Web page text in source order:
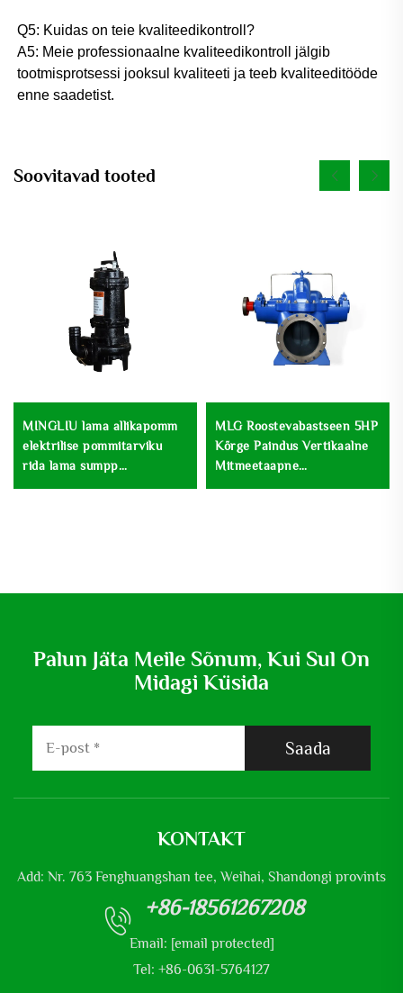
Q5: Kuidas on teie kvaliteedikontroll?
A5: Meie professionaalne kvaliteedikontroll jälgib
tootmisprotsessi jooksul kvaliteeti ja teeb kvaliteeditööde
enne saadetist.
Soovitavad tooted
MINGLIU lama allikapomm
elektrilise pommitarviku
rida lama sumpp
MLG Roostevabastseen 5HP
Kõrge Paindus Vertikaalne
Mitmeetaapne
Palun Jäta Meile Sõnum, Kui Sul On
Midagi Küsida
Saada
KONTAKT
Add: Nr. 763 Fenghuangshan tee, Weihai, Shandongi provints
+86-18561267208
Email: [email protected]
Tel: +86-0631-5764127